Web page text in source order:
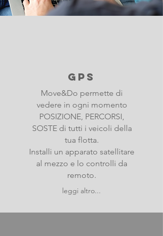
gps
Move&Do permette di
vedere in ogni momento
POSIZIONE, PERCORSI,
SOSTE di tutti i veicoli della
tua flotta.
Installi un apparato satellitare
al mezzo e lo controlli da
remoto.
leggi altro...